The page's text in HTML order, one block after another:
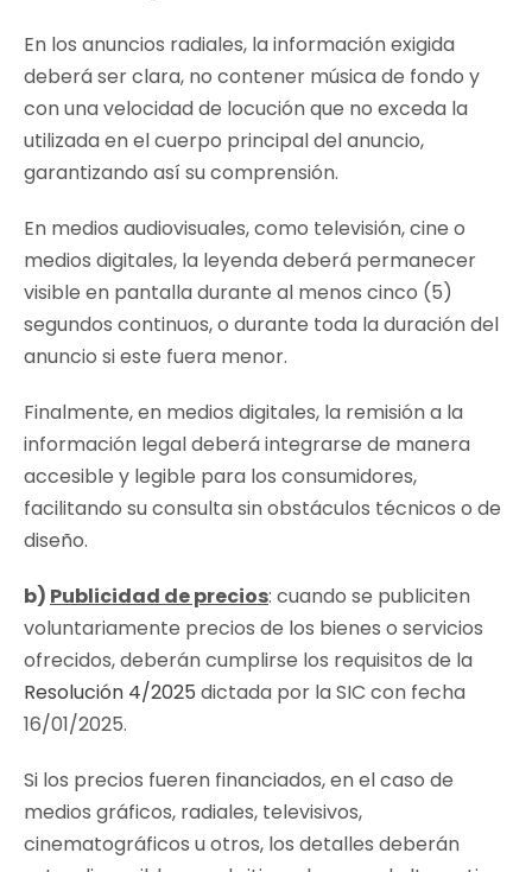
En los anuncios radiales, la información exigida
deberá ser clara, no contener música de fondo y
con una velocidad de locución que no exceda la
utilizada en el cuerpo principal del anuncio,
garantizando así su comprensión.
En medios audiovisuales, como televisión, cine o
medios digitales, la leyenda deberá permanecer
visible en pantalla durante al menos cinco (5)
segundos continuos, o durante toda la duración del
anuncio si este fuera menor.
Finalmente, en medios digitales, la remisión a la
información legal deberá integrarse de manera
accesible y legible para los consumidores,
facilitando su consulta sin obstáculos técnicos o de
diseño.
b) Publicidad de precios: cuando se publiciten
voluntariamente precios de los bienes o servicios
ofrecidos, deberán cumplirse los requisitos de la
Resolución 4/2025 dictada por la SIC con fecha
16/01/2025.
Si los precios fueren financiados, en el caso de
medios gráficos, radiales, televisivos,
cinematográficos u otros, los detalles deberán